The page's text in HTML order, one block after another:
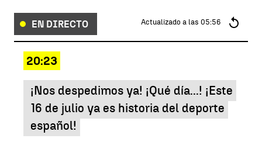
EN DIRECTO Actualizado a las 05:56
20:23
¡Nos despedimos ya! ¡Qué día...! ¡Este
16 de julio ya es historia del deporte
español!